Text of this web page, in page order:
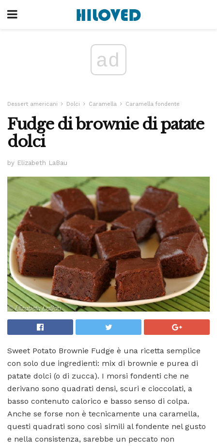
ad
Dessert americani Dolci Caramella Caramella fondente
Fudge di brownie di patate
dolci
by Elizabeth LaBau
Sweet Potato Brownie Fudge è una ricetta semplice
con solo due ingredienti: mix di brownie e purea di
patate dolci (o di zucca). I morsi fondenti che ne
derivano sono quadrati densi, scuri e cioccolati, a
basso contenuto calorico e basso senso di colpa.
Anche se forse non è tecnicamente una caramella,
questi quadrati sono così simili al fondente nel gusto
e nella consistenza, sarebbe un peccato non